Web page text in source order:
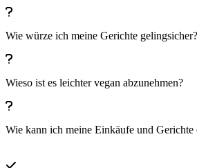
Wie würze ich meine Gerichte gelingsicher?
Wieso ist es leichter vegan abzunehmen?
Wie kann ich meine Einkäufe und Gerichte